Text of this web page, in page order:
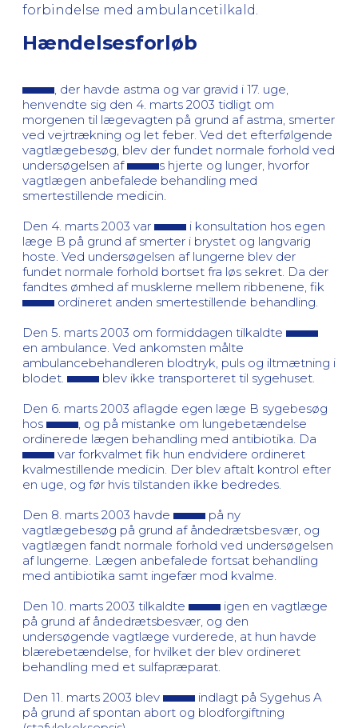
forbindelse med ambulancetilkald.
Hændelsesforløb
, der havde astma og var gravid i 17. uge,
henvendte sig den 4. marts 2003 tidligt om
morgenen til lægevagten på grund af astma, smerter
ved vejrtrækning og let feber. Ved det efterfølgende
vagtlægebesøg, blev der fundet normale forhold ved
undersøgelsen af
s hjerte og lunger, hvorfor
vagtlægen anbefalede behandling med
smertestillende medicin.
Den 4. marts 2003 var
i konsultation hos egen
læge B på grund af smerter i brystet og langvarig
hoste. Ved undersøgelsen af lungerne blev der
fundet normale forhold bortset fra løs sekret. Da der
fandtes ømhed af musklerne mellem ribbenene, fik
ordineret anden smertestillende behandling.
Den 5. marts 2003 om formiddagen tilkaldte
en ambulance. Ved ankomsten målte
ambulancebehandleren blodtryk, puls og iltmætning i
blodet.
blev ikke transporteret til sygehuset.
Den 6. marts 2003 aflagde egen læge B sygebesøg
hos
, og på mistanke om lungebetændelse
ordinerede lægen behandling med antibiotika. Da
var forkvalmet fik hun endvidere ordineret
kvalmestillende medicin. Der blev aftalt kontrol efter
en uge, og før hvis tilstanden ikke bedredes.
Den 8. marts 2003 havde
på ny
vagtlægebesøg på grund af åndedrætsbesvær, og
vagtlægen fandt normale forhold ved undersøgelsen
af lungerne. Lægen anbefalede fortsat behandling
med antibiotika samt ingefær mod kvalme.
Den 10. marts 2003 tilkaldte
igen en vagtlæge
på grund af åndedrætsbesvær, og den
undersøgende vagtlæge vurderede, at hun havde
blærebetændelse, for hvilket der blev ordineret
behandling med et sulfapræparat.
Den 11. marts 2003 blev
indlagt på Sygehus A
på grund af spontan abort og blodforgiftning